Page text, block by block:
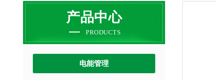
产品中心
PRODUCTS
电能管理